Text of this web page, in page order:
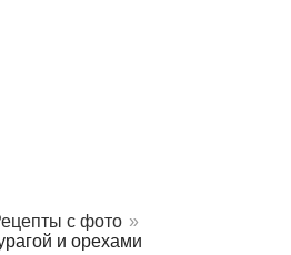
с фото »
и орехами